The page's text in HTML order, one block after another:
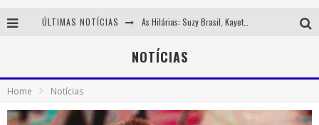
ÚLTIMAS NOTÍCIAS As Hilárias: Suzy Brasil, Kayete e Karoline Absinto retornam a Belo Horizonte para apresentação única no Teatro Sesiminas
Usecorp consolida a 'economia do uso' no B2B brasileiro, vira S.A. e impulsiona expansão com novo fundo estruturado
NOTÍCIAS
Home Notícias